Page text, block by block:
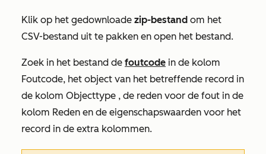
Klik op het gedownloade zip-bestand om het
CSV-bestand uit te pakken en open het bestand.
Zoek in het bestand de foutcode in de kolom
Foutcode, het object van het betreffende record in
de kolom Objecttype , de reden voor de fout in de
kolom Reden en de eigenschapswaarden voor het
record in de extra kolommen.